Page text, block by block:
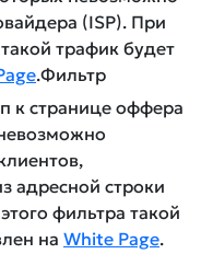
(ISP). При
трафик будет
.Фильтр
к странице оффера
адресной строки
фильтра такой
на White Page.